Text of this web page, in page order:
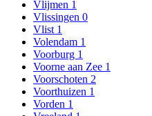
Vlijmen 1
Vlissingen 0
Vlist 1
Volendam 1
Voorburg 1
Voorne aan Zee 1
Voorschoten 2
Voorthuizen 1
Vorden 1